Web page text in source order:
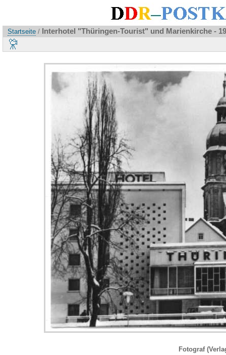
Startseite / Interhotel "Thüringen-Tourist" und Marienkirche -
Fotograf